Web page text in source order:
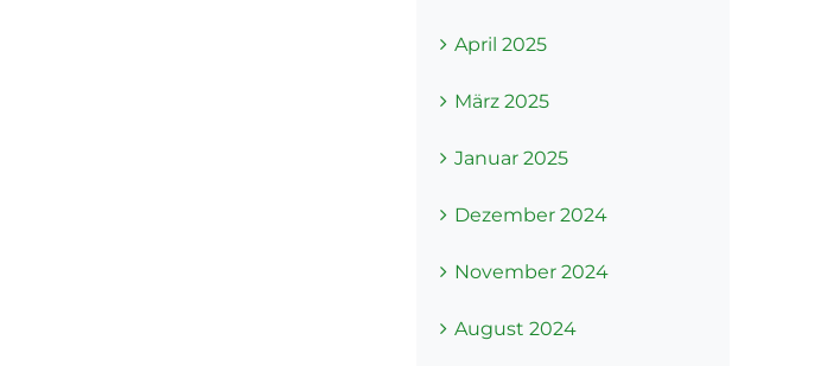
April 2025
März 2025
Januar 2025
Dezember 2024
November 2024
August 2024